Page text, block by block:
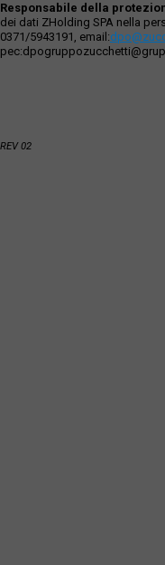
Responsabile della
dei dati ZHolding SPA nella
0371/5943191, email:
REV 02